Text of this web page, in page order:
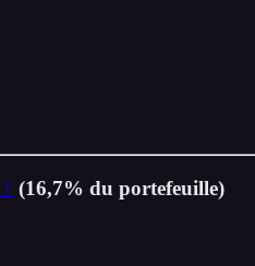
(16,7% du portefeuille)